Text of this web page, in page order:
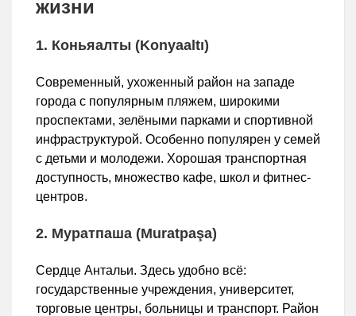
жизни
1. Коньяалты (Konyaaltı)
Современный, ухоженный район на западе
города с популярным пляжем, широкими
проспектами, зелёными парками и спортивной
инфраструктурой. Особенно популярен у семей
с детьми и молодежи. Хорошая транспортная
доступность, множество кафе, школ и фитнес-
центров.
2. Муратпаша (Muratpaşa)
Сердце Антальи. Здесь удобно всё:
государственные учреждения, университет,
торговые центры, больницы и транспорт. Район